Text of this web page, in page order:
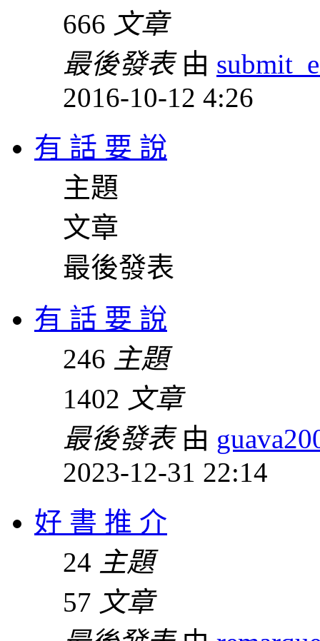
666 文章
最後發表由
2016-10-12 4:26
有 話 要 說
主題
文章
最後發表
有 話 要 說
246 主題
1402 文章
最後發表由
2023-12-31 22:14
好 書 推 介
24 主題
57 文章